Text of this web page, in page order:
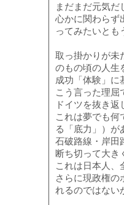
まだまだ元気
心かに関わらず
ってみたいとも
取っ掛かりが未
のもの頃の人生
成功「体験」に
こう言った理屈
ドイツを抜き
これは夢でも何
る「底力」）が
石破路線・岸田
断ち切って大き
これは日本人、
さらに現政権の
れるのではない